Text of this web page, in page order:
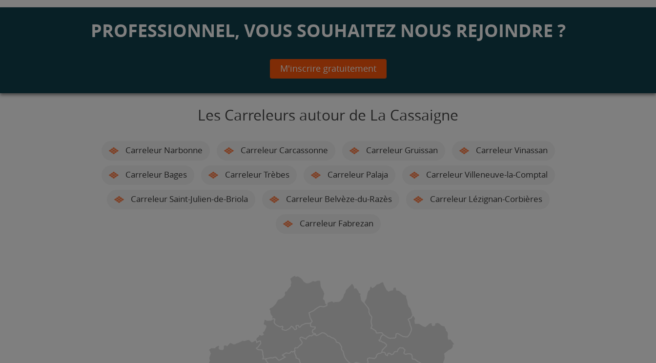
PROFESSIONNEL, VOUS SOUHAITEZ NOUS REJOINDRE ?
M'inscrire gratuitement
Les Carreleurs autour de La Cassaigne
Carreleur Narbonne Carreleur Carcassonne Carreleur Gruissan Carreleur Vinassan
Carreleur Bages Carreleur Trèbes Carreleur Palaja Carreleur Villeneuve-la-Comptal
Carreleur Saint-Julien-de-Briola Carreleur Belvèze-du-Razès Carreleur Lézignan-Corbières
Carreleur Fabrezan